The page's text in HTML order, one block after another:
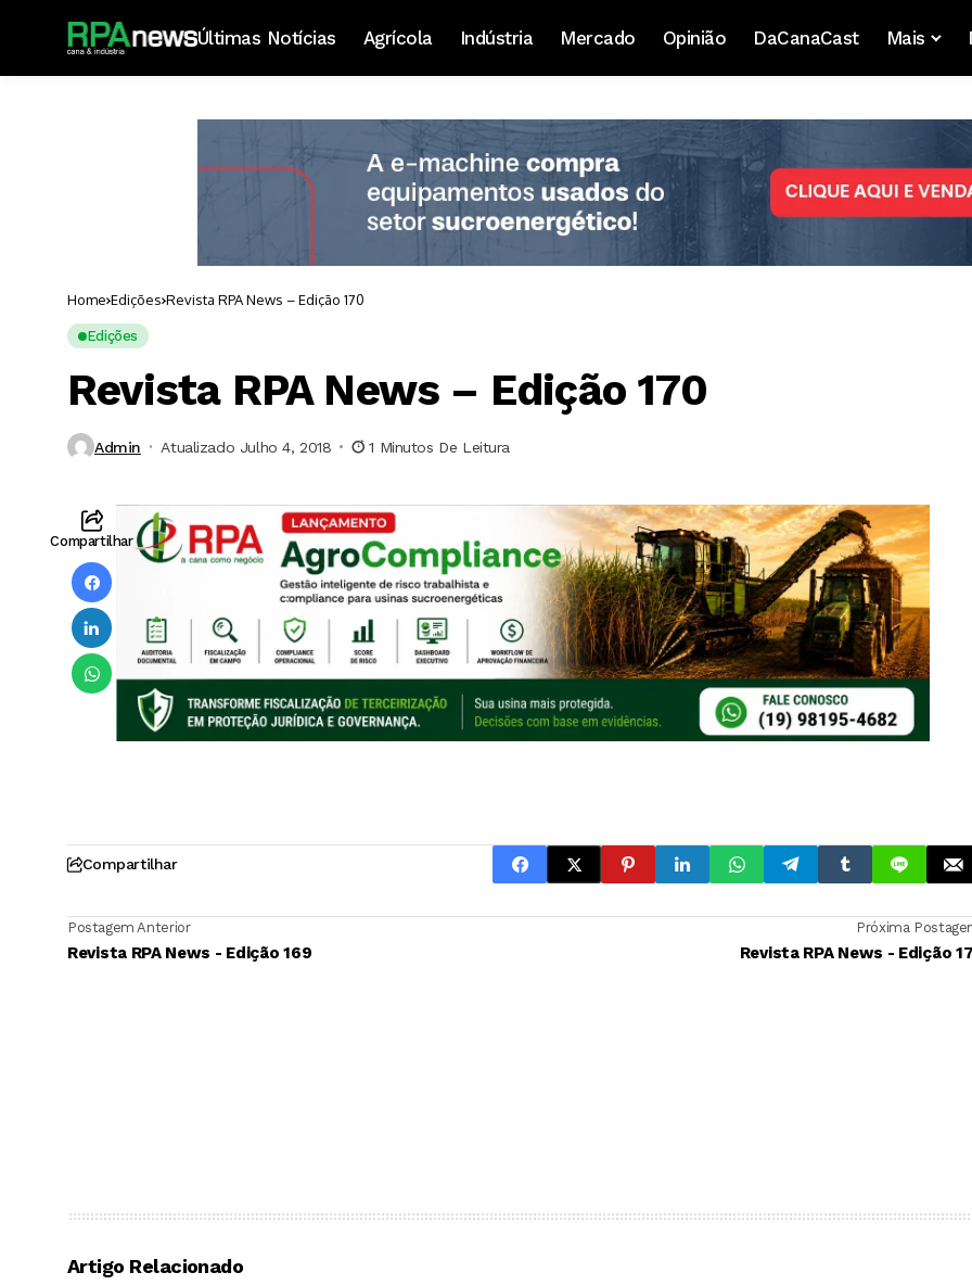
Últimas Notícias Agrícola Indústria Mercado Opinião DaCanaCast Mais
Home Edições Revista RPA News – Edição 170
Edições
Revista RPA News – Edição 170
Admin Atualizado Julho 4, 2018 1 Minutos De Leitura
Compartilhar
Compartilhar
Postagem Anterior
Revista RPA News - Edição 169
Próxima
Revista RPA News - Edição
Artigo Relacionado